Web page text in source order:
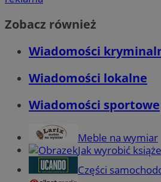
Zobacz również
Wiadomości
Wiadomości lokalne
Wiadomości sportowe
Meble na wymiar
Jak wyrobić
Części